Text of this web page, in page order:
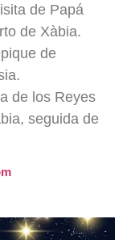
de Papá
de Xàbia.
de
de los Reyes
seguida de